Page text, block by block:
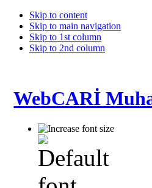
Skip to content
Skip to main navigation
Skip to 1st column
Skip to 2nd column
WebCARİ